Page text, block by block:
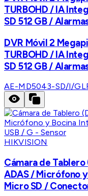
TURBOHD / IA
SD 512 GB /
DVR Móvil 2
TURBOHD / IA
SD 512 GB /
AE-MD5043-SD/I/
HIKVISION
Cámara de
ADAS / Micrófono
Micro SD /